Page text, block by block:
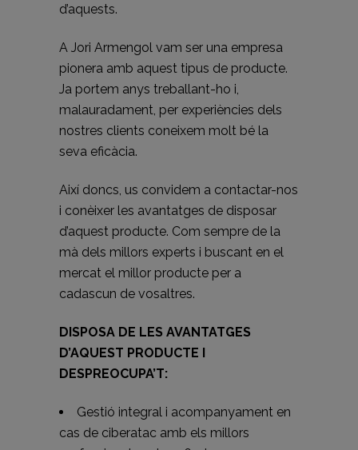
d’aquests.
A Jori Armengol vam ser una empresa
pionera amb aquest tipus de producte.
Ja portem anys treballant-ho i,
malauradament, per experiències dels
nostres clients coneixem molt bé la
seva eficàcia.
Així doncs, us convidem a contactar-nos
i conèixer les avantatges de disposar
d’aquest producte. Com sempre de la
mà dels millors experts i buscant en el
mercat el millor producte per a
cadascun de vosaltres.
DISPOSA DE LES AVANTATGES
D’AQUEST PRODUCTE I
DESPREOCUPA’T:
Gestió integral i acompanyament en
cas de ciberatac amb els millors